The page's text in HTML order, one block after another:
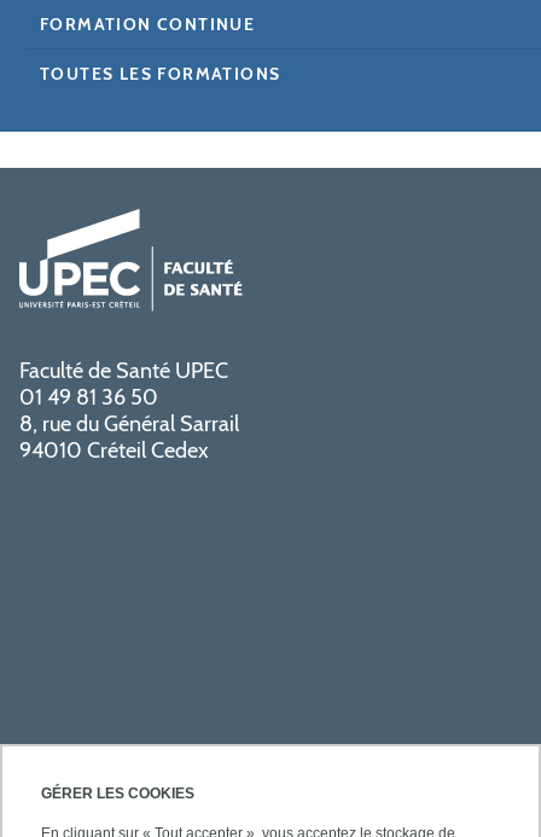
GÉRER LES COOKIES
FORMATION CONTINUE
TOUTES LES FORMATIONS
Faculté de Santé UPEC
01 49 81 36 50
8, rue du Général Sarrail
94010 Créteil Cedex
PRATIQUE